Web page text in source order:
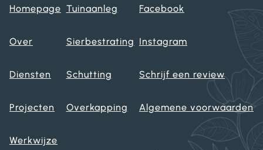
Homepage
Over
Diensten
Projecten
Werkwijze
Tuinaanleg
Sierbestrating
Schutting
Overkapping
Facebook
Instagram
Schrijf een review
Algemene voorwaarden